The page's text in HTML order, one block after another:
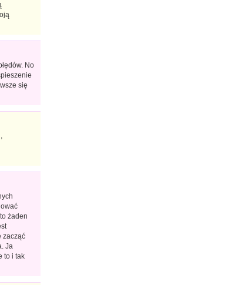
No
się
żaden
zacząć
Ja
to i tak